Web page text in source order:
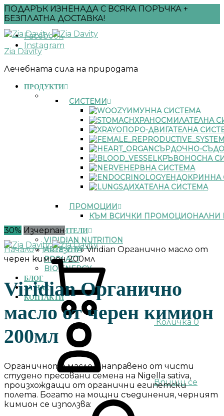
ПОДАРЪК ИЗНЕНАДА С ВСЯКА ПОРЪЧКА +
БЕЗПЛАТНА ДОСТАВКА!
Facebook
Instagram
Zia Davity
Лечебната сила на природата
ПРОДУКТИ
СИСТЕМИ
ИМУННА СИСТЕМА
ХРАНОСМИЛАТЕЛНА
ОПОРО-ДВИГАТЕЛНА
СЪРДОЧНО-
КРЪВОНОСНА
НЕРВНА СИСТЕМА
ЕНДОКРИННА
ДИХАТЕЛНА СИСТЕМА
ПРОМОЦИИ
КЪМ ВСИЧКИ ПРОМОЦИОНАЛНИ
ПРОИЗВОДИТЕЛИ
VIRIDIAN NUTRITION
ARTE VITA
PROLACT
BIO ENERGY
БЛОГ
ЗА НАС
КОНТАКТИ
Впиши се
Количка 0
30% Изчерпан
Начало»Магазин»Viridian Органично масло от
черен кимион 200мл
Viridian Органично
масло от черен кимион
200мл
Органичното масло е направено от чисти
студено пресовани семена на Nigella sativa,
произхождащи от органични египетски
полета. Богато на мощни съединения, черният
кимион се използва: